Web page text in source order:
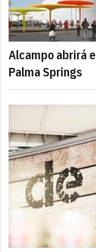
Alcampo abrirá
Palma Springs